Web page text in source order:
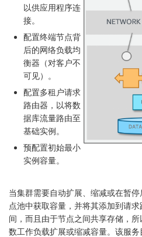
以供应用程序连
接。
配置终端节点背
后的网络负载均
衡器（对客户不
可见）。
配置多租户请求
路由器，以将数
据库流量路由至
基础实例。
预配置初始最小
实例容量。
当集群需要自动扩展、缩减或在暂
点池中获取容量，并将其添加到请
间，而且由于节点之间共享存储，
数工作负载扩展或缩减容量。该服